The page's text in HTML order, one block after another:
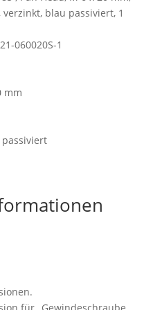
verzinkt, blau passiviert, 1
060020S-1
mm